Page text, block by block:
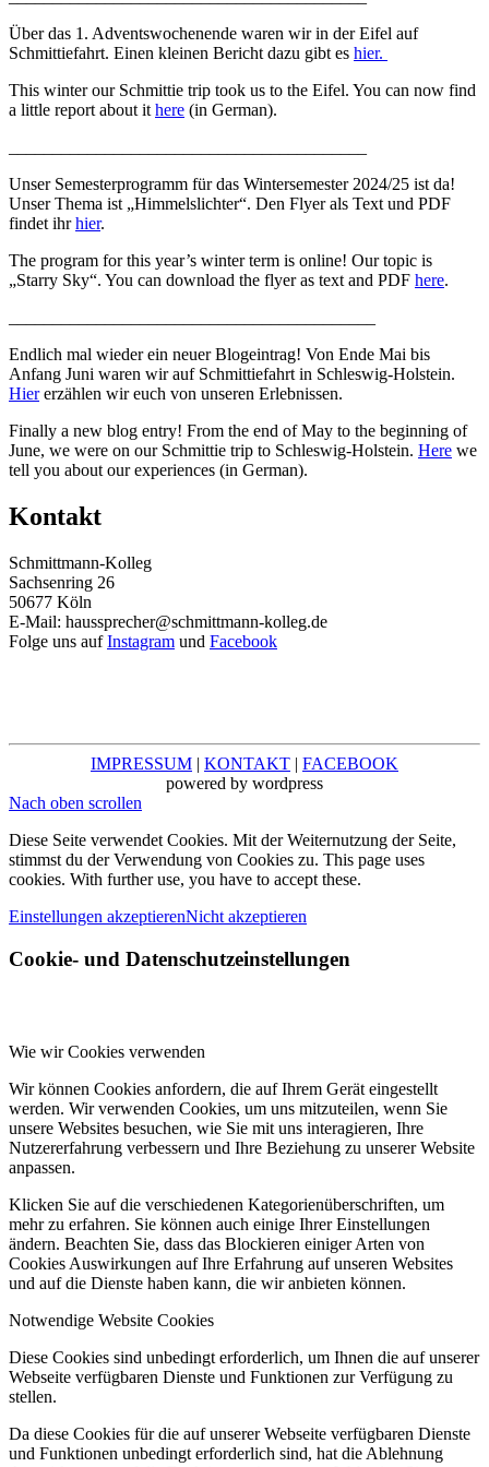
Über das 1. Adventswochenende waren wir in der Eifel auf
Schmittiefahrt. Einen kleinen Bericht dazu gibt es hier.
This winter our Schmittie trip took us to the Eifel. You can now find
a little report about it here (in German).
Unser Semesterprogramm für das Wintersemester 2024/25 ist da!
Unser Thema ist „Himmelslichter“. Den Flyer als Text und PDF
findet ihrhier.
The program for this year’s winter term is online! Our topic is
„Starry Sky“. You can download the flyer as text and PDF here.
Endlich mal wieder ein neuer Blogeintrag! Von Ende Mai bis
Anfang Juni waren wir auf Schmittiefahrt in Schleswig-Holstein.
Hiererzählen wir euch von unseren Erlebnissen.
Finally a new blog entry! From the end of May to the beginning of
June, we were on our Schmittie trip to Schleswig-Holstein. Here we
tell you about our experiences (in German).
Kontakt
Schmittmann-Kolleg
Sachsenring 26
50677 Köln
E-Mail: haussprecher@schmittmann-kolleg.de
Folge uns aufInstagram und Facebook
IMPRESSUM | KONTAKT | FACEBOOK
powered by wordpress
Nach oben scrollen
Diese Seite verwendet Cookies. Mit der Weiternutzung der Seite,
stimmst du der Verwendung von Cookies zu. This page uses
cookies. With further use, you have to accept these.
Einstellungen akzeptierenNicht akzeptieren
Cookie- und Datenschutzeinstellungen
Wie wir Cookies verwenden
Wir können Cookies anfordern, die auf Ihrem Gerät eingestellt
werden. Wir verwenden Cookies, um uns mitzuteilen, wenn Sie
unsere Websites besuchen, wie Sie mit uns interagieren, Ihre
Nutzererfahrung verbessern und Ihre Beziehung zu unserer Website
anpassen.
Klicken Sie auf die verschiedenen Kategorienüberschriften, um
mehr zu erfahren. Sie können auch einige Ihrer Einstellungen
ändern. Beachten Sie, dass das Blockieren einiger Arten von
Cookies Auswirkungen auf Ihre Erfahrung auf unseren Websites
und auf die Dienste haben kann, die wir anbieten können.
Notwendige Website Cookies
Diese Cookies sind unbedingt erforderlich, um Ihnen die auf unserer
Webseite verfügbaren Dienste und Funktionen zur Verfügung zu
stellen.
Da diese Cookies für die auf unserer Webseite verfügbaren Dienste
und Funktionen unbedingt erforderlich sind, hat die Ablehnung